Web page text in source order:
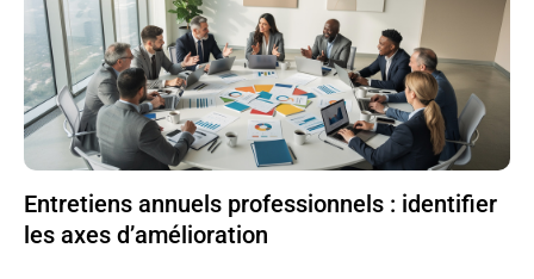
Entretiens annuels professionnels : identifier
les axes d’amélioration